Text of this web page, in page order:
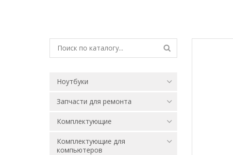
Ноутбуки
Запчасти для ремонта
Комплектующие
Комплектующие для
компьютеров